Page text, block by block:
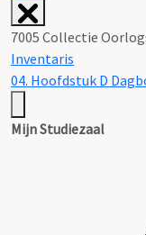
7005 Collectie
Inventaris
04. Hoofdstuk D
Mijn Studiezaal